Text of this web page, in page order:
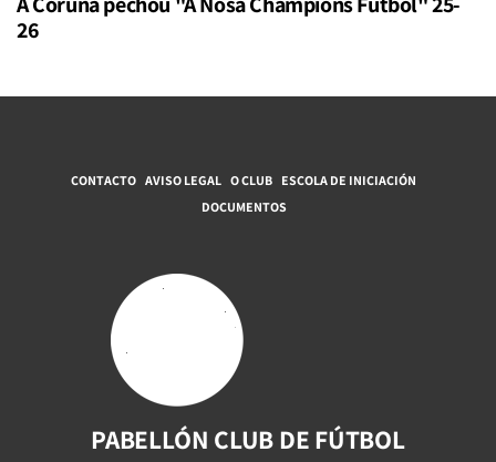
26
CONTACTO AVISO LEGAL O CLUB ESCOLA DE INICIACIÓN
DOCUMENTOS
PABELLÓN CLUB DE FÚTBOL